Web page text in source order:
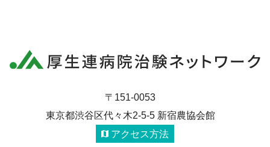
〒151-0053
東京都渋谷区代々木2-5-5 新宿農協会館
アクセス方法